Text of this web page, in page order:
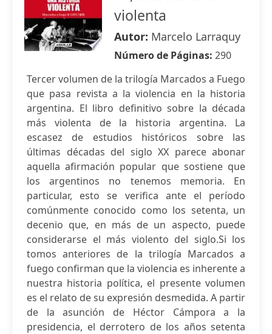
violenta
Autor: Marcelo Larraquy
Número de Páginas: 290
Tercer volumen de la trilogía Marcados a Fuego
que pasa revista a la violencia en la historia
argentina. El libro definitivo sobre la década
más violenta de la historia argentina. La
escasez de estudios históricos sobre las
últimas décadas del siglo XX parece abonar
aquella afirmación popular que sostiene que
los argentinos no tenemos memoria. En
particular, esto se verifica ante el período
comúnmente conocido como los setenta, un
decenio que, en más de un aspecto, puede
considerarse el más violento del siglo.Si los
tomos anteriores de la trilogía Marcados a
fuego confirman que la violencia es inherente a
nuestra historia política, el presente volumen
es el relato de su expresión desmedida. A partir
de la asunción de Héctor Cámpora a la
presidencia, el derrotero de los años setenta